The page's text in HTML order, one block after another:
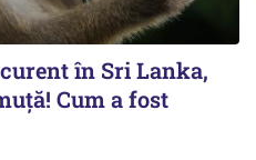
în Sri Lanka,
Cum a fost